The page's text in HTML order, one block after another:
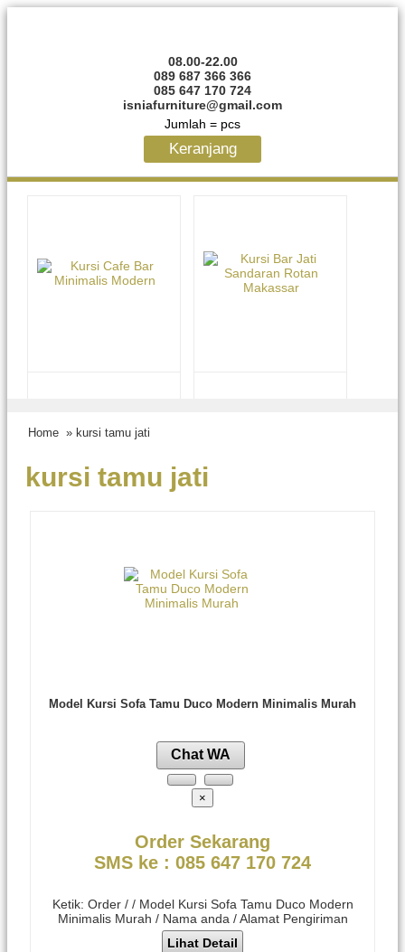
08.00-22.00
089 687 366 366
085 647 170 724
isniafurniture@gmail.com
Jumlah = pcs
Keranjang
Home » kursi tamu jati
kursi tamu jati
Model Kursi Sofa Tamu Duco Modern Minimalis Murah
Chat WA
×
Order Sekarang
SMS ke : 085 647 170 724
Ketik: Order / / Model Kursi Sofa Tamu Duco Modern
Minimalis Murah / Nama anda / Alamat Pengiriman
Lihat Detail